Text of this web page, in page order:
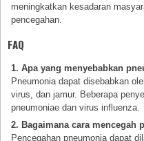
meningkatkan kesadaran
pencegahan.
FAQ
1. Apa yang menyebabkan
Pneumonia dapat disebabkan
virus, dan jamur. Beberapa
pneumoniae dan virus influenza.
2. Bagaimana cara mencegah
Pencegahan pneumonia dapat